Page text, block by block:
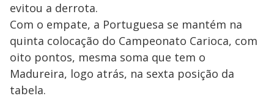
evitou a derrota.
Com o empate, a Portuguesa se mantém na
quinta colocação do Campeonato Carioca, com
oito pontos, mesma soma que tem o
Madureira, logo atrás, na sexta posição da
tabela.